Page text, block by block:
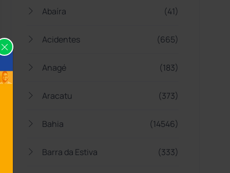
Abaíra (41)
Acidentes (665)
Anagé (183)
Aracatu (373)
Bahia (14546)
Barra da Estiva (333)